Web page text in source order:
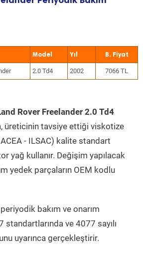
Model Yıl
2.0 Td4 2002 7066 TL
Rover Freelander 2.0 Td4
üreticinin tavsiye ettiği viskotize
- ILSAC) kalite standart
yağ kullanır. Değişim yapılacak
yedek parçaların OEM kodlu
bakım ve onarım
ve 4077 sayılı
uyarınca gerçekleştirir.